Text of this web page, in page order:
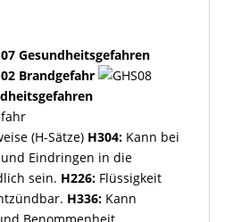
Gesundheitsgefahren
Brandgefahr
(H-Sätze) H304:Kann bei
Eindringen in die
sein. H226:Flüssigkeit
H336:Kann